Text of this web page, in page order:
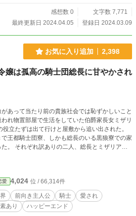
感想数 0
文字数 7,771
最終更新日 2024.04.05
登録日 2024.03.09
お気に入り追加 2,398
嬢は孤高の騎士団総長に甘やかされ
あって当たり前の貴族社会では恥ずかしいこと
れ物置部屋で生活をしていた伯爵家長女ミザリ
立たずは出て行けと屋敷から追い出された。
王都騎士団寮、しかも総長のいる黒狼寮での家
。 それぞれ訳ありの二人、総長とミザリアは
が近づいていく。 命を狙われたり互いの事情
気づけば総長に過保護なほど甘やかされ溺愛さ
すぐな甘やかしに溺れないようにとミザリア
います。
愛 4,024 位 / 66,314件
前向き主人公 騎士
愛され
あり ハッピーエンド